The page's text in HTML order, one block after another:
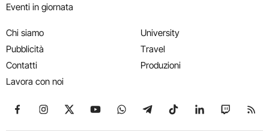
Eventi in giornata
Chi siamo
Pubblicità
Contatti
Lavora con noi
University
Travel
Produzioni
Seguici su Facebook
Seguici su Instagram
Seguici su X
Seguici su YouTube
Seguici su WhatsApp
Seguici su Telegram
Seguici su TikTok
Seguici su
Seguici